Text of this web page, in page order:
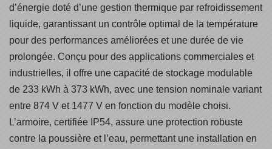
d’énergie doté d’une gestion thermique par refroidissement
liquide, garantissant un contrôle optimal de la température
pour des performances améliorées et une durée de vie
prolongée. Conçu pour des applications commerciales et
industrielles, il offre une capacité de stockage modulable
de 233 kWh à 373 kWh, avec une tension nominale variant
entre 874 V et 1477 V en fonction du modèle choisi.
L’armoire, certifiée IP54, assure une protection robuste
contre la poussière et l’eau, permettant une installation en